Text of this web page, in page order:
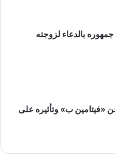
بالدعاء لزوجته
«فيتامين ب» وتأثيره على